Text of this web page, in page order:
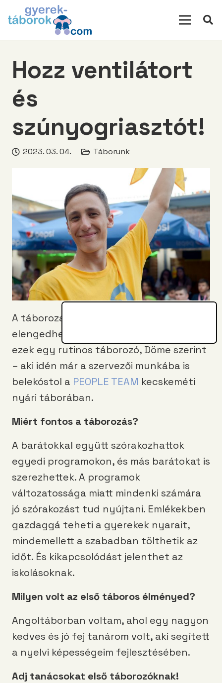
Hozz ventilátort
és
szúnyogriasztót!
2023. 03. 04. Táborunk
A táborozásnak van néhány
elengedhetetlen kelléke. Lássuk, mik
ezek egy rutinos táborozó, Döme szerint
– aki idén már a szervezői munkába is
belekóstol a PEOPLE TEAM kecskeméti
nyári táborában.
Miért fontos a táborozás?
A barátokkal együtt szórakozhattok
egyedi programokon, és más barátokat is
szerezhettek. A programok
változatossága miatt mindenki számára
jó szórakozást tud nyújtani. Emlékekben
gazdaggá teheti a gyerekek nyarait,
mindemellett a szabadban tölthetik az
időt. És kikapcsolódást jelenthet az
iskolásoknak.
Milyen volt az első táboros élményed?
Angoltáborban voltam, ahol egy nagyon
kedves és jó fej tanárom volt, aki segített
a nyelvi képességeim fejlesztésében.
Adj tanácsokat első táborozóknak!